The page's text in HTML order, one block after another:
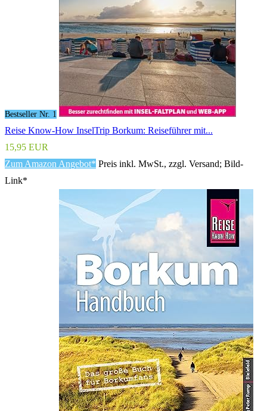
Bestseller Nr. 1
Reise Know-How InselTrip Borkum: Reiseführer mit...
15,95 EUR
Zum Amazon Angebot* Preis inkl. MwSt., zzgl. Versand; Bild-
Link*